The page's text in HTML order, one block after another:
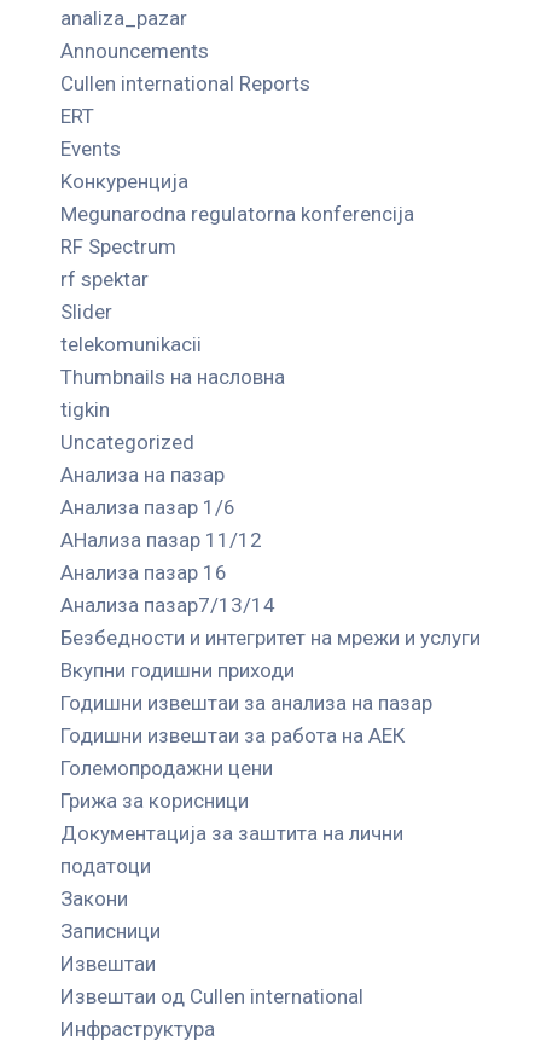
analiza_pazar
Announcements
Cullen international Reports
ERT
Events
Kонкуренција
Megunarodna regulatorna konferencija
RF Spectrum
rf spektar
Slider
telekomunikacii
Thumbnails на насловна
tigkin
Uncategorized
Анализа на пазар
Анализа пазар 1/6
АНализа пазар 11/12
Анализа пазар 16
Анализа пазар7/13/14
Безбедности и интегритет на мрежи и услуги
Вкупни годишни приходи
Годишни извештаи за анализа на пазар
Годишни извештаи за работа на АЕК
Големопродажни цени
Грижа за корисници
Документација за заштита на лични
податоци
Закони
Записници
Извештаи
Извештаи од Cullen international
Инфраструктура